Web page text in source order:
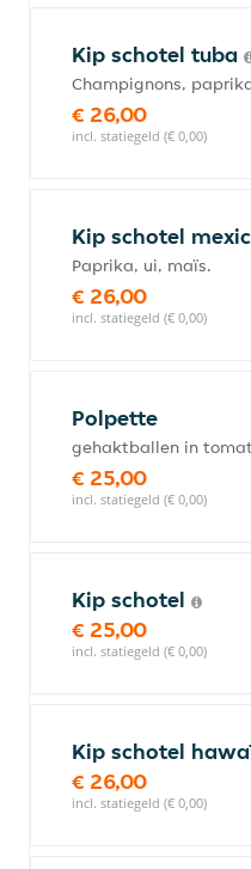
Kip schotel tuba
Champignons,
€ 26,00
incl. statiegeld (€ 0,00)
Kip schotel
Paprika, ui, maïs.
€ 26,00
incl. statiegeld (€ 0,00)
Polpette
gehaktballen in
€ 25,00
incl. statiegeld (€ 0,00)
Kip schotel
€ 25,00
incl. statiegeld (€ 0,00)
Kip schotel
€ 26,00
incl. statiegeld (€ 0,00)